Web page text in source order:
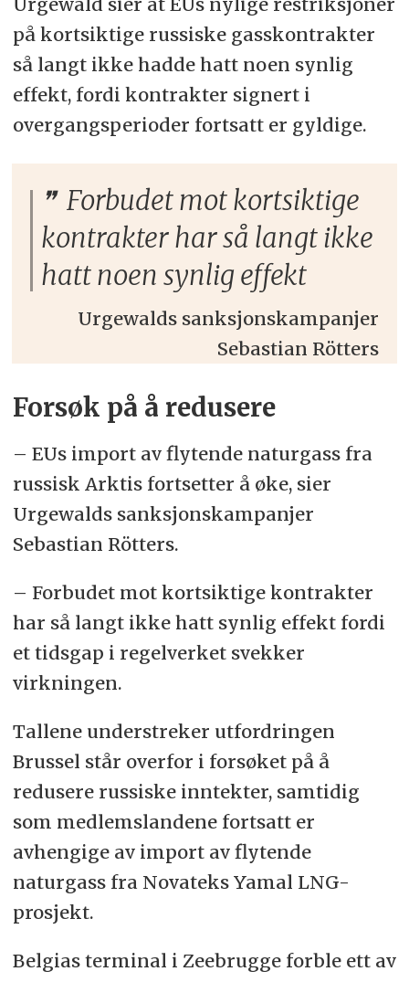
på kortsiktige russiske gasskontrakter
så langt ikke hadde hatt noen synlig
effekt, fordi kontrakter signert i
overgangsperioder fortsatt er gyldige.
Forbudet mot kortsiktige
kontrakter har så langt ikke
hatt noen synlig effekt
Urgewalds sanksjonskampanjer
Sebastian Rötters
Forsøk på å redusere
– EUs import av flytende naturgass fra
russisk Arktis fortsetter å øke, sier
Urgewalds sanksjonskampanjer
Sebastian Rötters.
– Forbudet mot kortsiktige kontrakter
har så langt ikke hatt synlig effekt fordi
et tidsgap i regelverket svekker
virkningen.
Tallene understreker utfordringen
Brussel står overfor i forsøket på å
redusere russiske inntekter, samtidig
som medlemslandene fortsatt er
avhengige av import av flytende
naturgass fra Novateks Yamal LNG-
prosjekt.
Belgias terminal i Zeebrugge forble ett av